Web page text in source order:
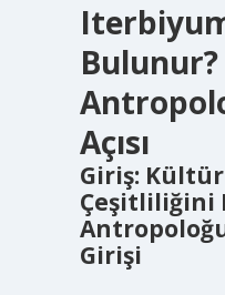
Bulunur?
Açısı
Giriş:
Çeşitliliğini
Girişi